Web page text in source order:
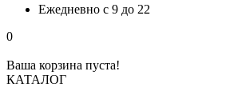
Ежедневно с 9 до 22
0
Ваша корзина пуста!
КАТАЛОГ